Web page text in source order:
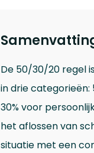
De 50/30/20 regel
in drie categorieën:
30% voor
het aflossen van
situatie met een